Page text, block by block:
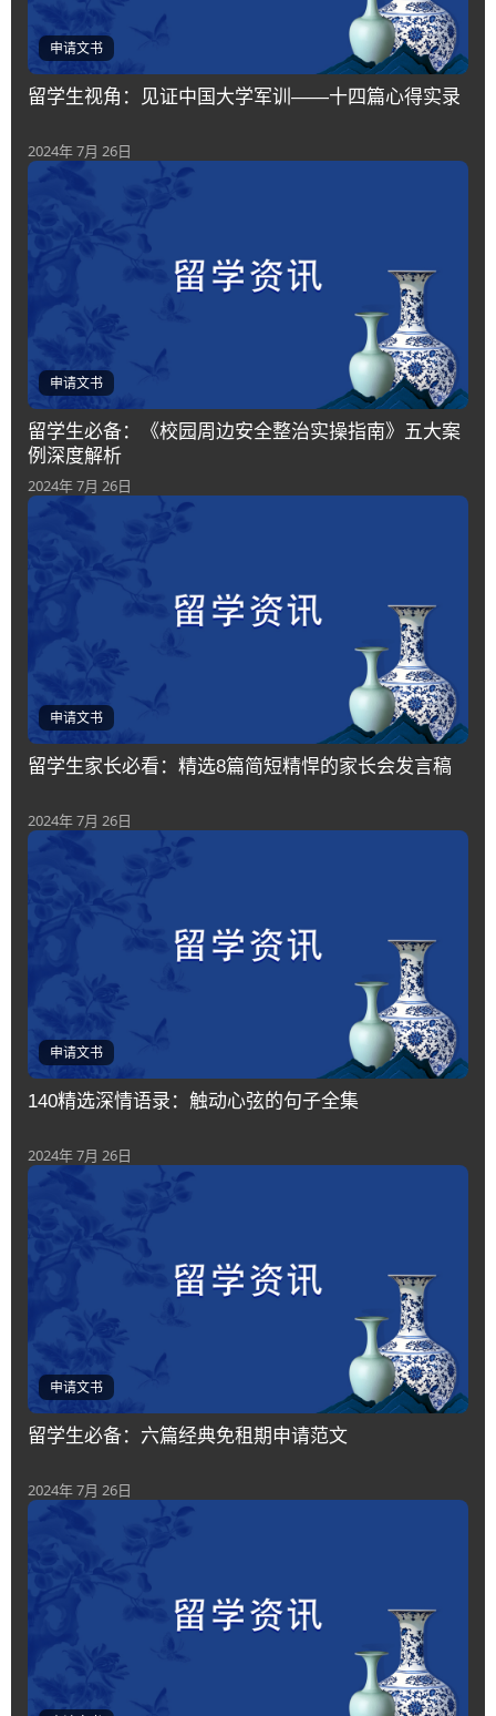
申请文书
留学生视角：见证中国大学军训——十四篇心得实录
2024年 7月 26日
申请文书
留学生必备：《校园周边安全整治实操指南》五大案
例深度解析
2024年 7月 26日
申请文书
留学生家长必看：精选8篇简短精悍的家长会发言稿
2024年 7月 26日
申请文书
140精选深情语录：触动心弦的句子全集
2024年 7月 26日
申请文书
留学生必备：六篇经典免租期申请范文
2024年 7月 26日